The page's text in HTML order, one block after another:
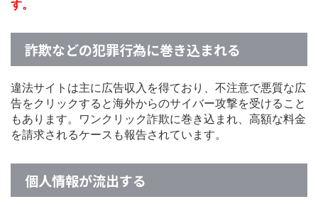
す。
詐欺などの犯罪行為に巻き込まれる
違法サイトは主に広告収入を得ており、不注意で悪質な広
告をクリックすると海外からのサイバー攻撃を受けること
もあります。ワンクリック詐欺に巻き込まれ、高額な料金
を請求されるケースも報告されています。
個人情報が流出する